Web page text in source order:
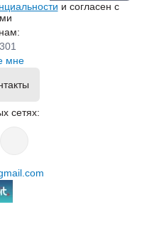
и согласен с
мне
сетях: